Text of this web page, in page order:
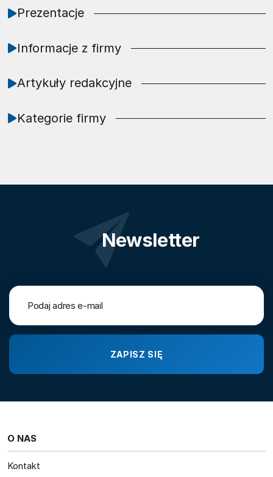
Prezentacje
Informacje z firmy
Artykuły redakcyjne
Kategorie firmy
Newsletter
O NAS
Kontakt